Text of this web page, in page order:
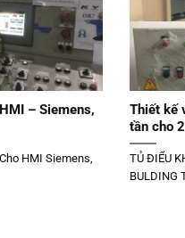
– Siemens,
HMI Siemens,
Thiết kế
tần cho
TỦ ĐIỂU
BULDING